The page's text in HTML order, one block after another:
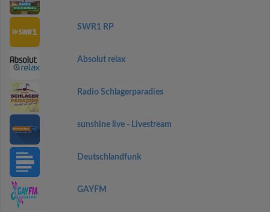
SWR1 RP
Absolut relax
Radio Schlagerparadies
sunshine live - Livestream
Deutschlandfunk
GAYFM